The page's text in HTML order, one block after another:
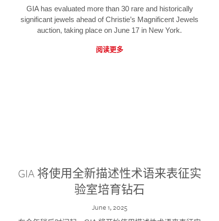
GIA has evaluated more than 30 rare and historically
significant jewels ahead of Christie’s Magnificent Jewels
auction, taking place on June 17 in New York.
阅读更多
GIA 将使用全新描述性术语来表征实
验室培育钻石
June 1, 2025